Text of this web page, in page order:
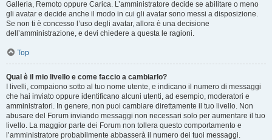
Galleria, Remoto oppure Carica. L’amministratore decide se abilitare o meno
gli avatar e decide anche il modo in cui gli avatar sono messi a disposizione.
Se non ti è concesso l’uso degli avatar, allora è una decisione
dell’amministrazione, e devi chiedere a questa le ragioni.
Top
Qual è il mio livello e come faccio a cambiarlo?
I livelli, compaiono sotto al tuo nome utente, e indicano il numero di messaggi
che hai inviato oppure identificano alcuni utenti, ad esempio, moderatori e
amministratori. In genere, non puoi cambiare direttamente il tuo livello. Non
abusare del Forum inviando messaggi non necessari solo per aumentare il tuo
livello. La maggior parte dei Forum non tollera questo comportamento e
l’amministratore probabilmente abbasserà il numero dei tuoi messaggi.